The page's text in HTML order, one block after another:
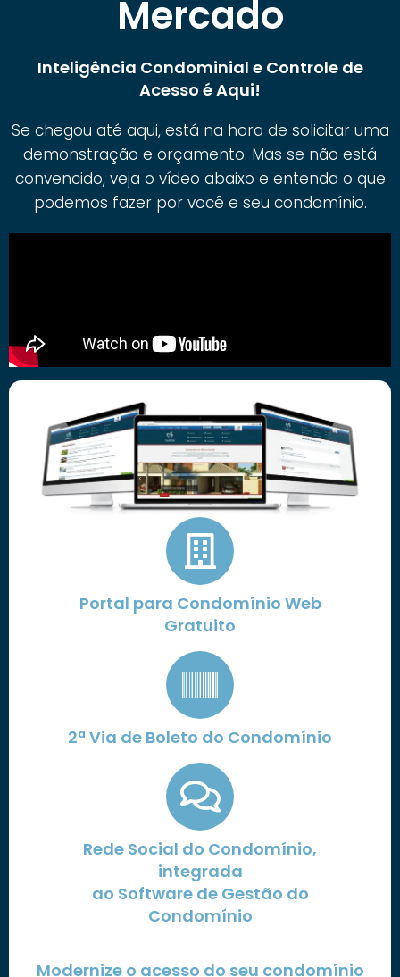
Mercado
Inteligência Condominial e Controle de
Acesso é Aqui!
Se chegou até aqui, está na hora de solicitar uma
demonstração e orçamento. Mas se não está
convencido, veja o vídeo abaixo e entenda o que
podemos fazer por você e seu condomínio.
Portal para Condomínio Web
Gratuito
2ª Via de Boleto do Condomínio
Rede Social do Condomínio,
integrada
ao Software de Gestão do
Condomínio
Modernize o acesso do seu condomínio